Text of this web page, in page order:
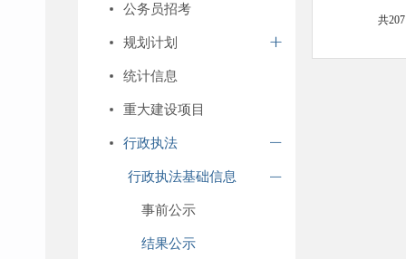
公务员招考
规划计划
统计信息
重大建设项目
行政执法
行政执法基础信息
事前公示
结果公示
共